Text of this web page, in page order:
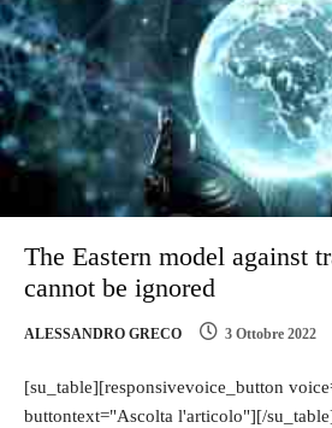
The Eastern model against
cannot be ignored
ALESSANDRO GRECO 3 Ottobre 2022
[su_table][responsivevoice_button
buttontext="Ascolta l'articolo"][/